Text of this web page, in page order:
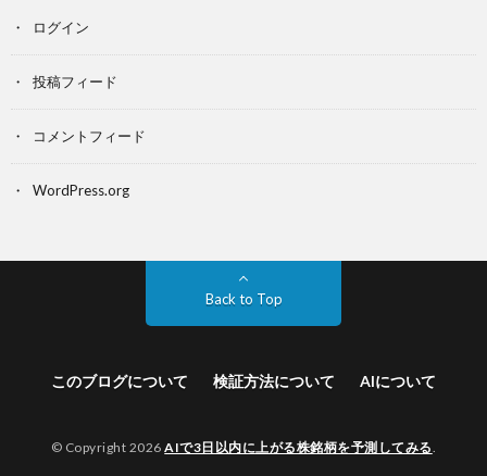
ログイン
投稿フィード
コメントフィード
WordPress.org
Back to Top
このブログについて 検証方法について AIについて
© Copyright 2026AIで3日以内に上がる株銘柄を予測してみる.